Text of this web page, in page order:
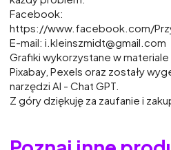
Facebook:
https://www.facebook.com/
E-mail: i.kleinszmidt@gmail.com
Grafiki wykorzystane w
Pixabay, Pexels oraz zostały
narzędzi AI - Chat GPT.
Z góry dziękuję za zaufanie i